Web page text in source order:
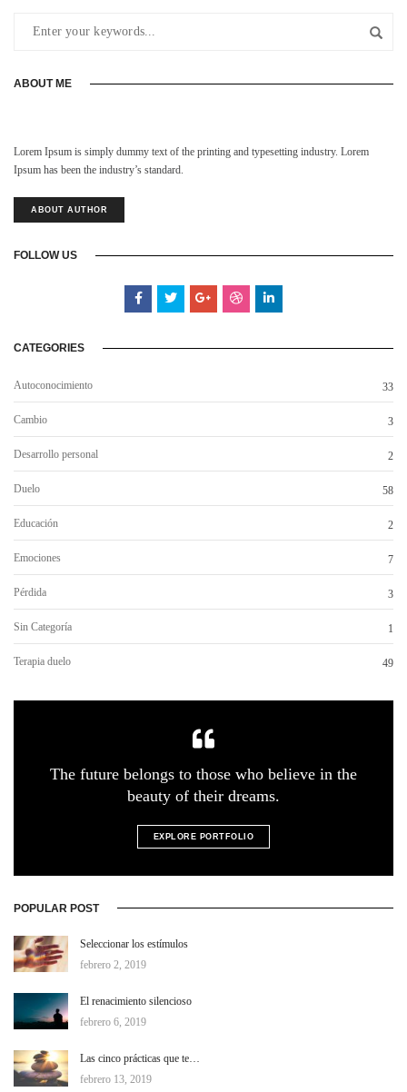
ABOUT ME
Lorem Ipsum is simply dummy text of the printing and typesetting industry. Lorem
Ipsum has been the industry’s standard.
ABOUT AUTHOR
FOLLOW US
CATEGORIES
Autoconocimiento 33
Cambio 3
Desarrollo personal 2
Duelo 58
Educación 2
Emociones 7
Pérdida 3
Sin Categoría 1
Terapia duelo 49
The future belongs to those who believe in the
beauty of their dreams.
EXPLORE PORTFOLIO
POPULAR POST
Seleccionar los estímulos
febrero 2, 2019
El renacimiento silencioso
febrero 6, 2019
Las cinco prácticas que te…
febrero 13, 2019